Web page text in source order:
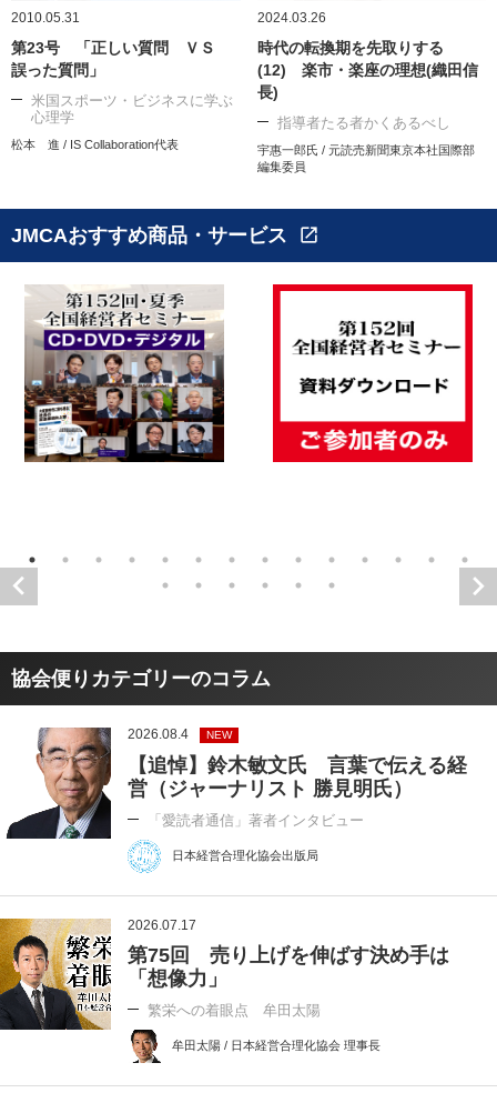
2010.05.31
第23号 「正しい質問 ＶＳ
誤った質問」
米国スポーツ・ビジネスに学ぶ
心理学
松本 進 / IS Collaboration代表
2024.03.26
時代の転換期を先取りする
(12) 楽市・楽座の理想(織田信
長)
指導者たる者かくあるべし
宇惠一郎氏 / 元読売新聞東京本社国際部
編集委員
JMCAおすすめ商品・サービス open_in_new
協会便りカテゴリーのコラム
2026.08.4 NEW
【追悼】鈴木敏文氏 言葉で伝える経
営（ジャーナリスト 勝見明氏）
「愛読者通信」著者インタビュー
日本経営合理化協会出版局
2026.07.17
第75回 売り上げを伸ばす決め手は
「想像力」
繁栄への着眼点 牟田太陽
牟田太陽 / 日本経営合理化協会 理事長